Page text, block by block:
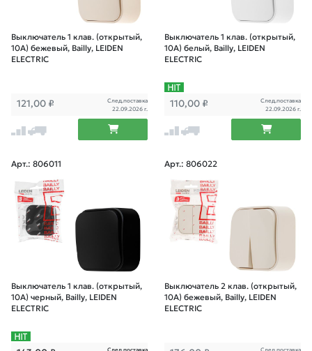
Выключатель 1 клав. (открытый,
10А) бежевый, Bailly, LEIDEN
ELECTRIC
121,00 ₽
След.поставка
22.09.2026 г.
Выключатель 1 клав. (открытый,
10А) белый, Bailly, LEIDEN
ELECTRIC
110,00 ₽
След.поставка
22.09.2026 г.
Арт.: 806011
Выключатель 1 клав. (открытый,
10А) черный, Bailly, LEIDEN
ELECTRIC
Арт.: 806022
Выключатель 2 клав. (открытый,
10А) бежевый, Bailly, LEIDEN
ELECTRIC